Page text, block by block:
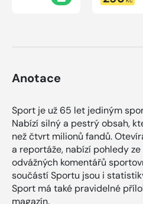
Anotace
Sport je už 65 let jediným
Nabízí silný a pestrý obsah,
než čtvrt milionů fandů.
a reportáže, nabízí pohledy
odvážných komentářů
součástí Sportu jsou i
Sport má také pravidelné
magazín.